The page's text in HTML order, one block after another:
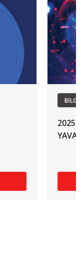
2025